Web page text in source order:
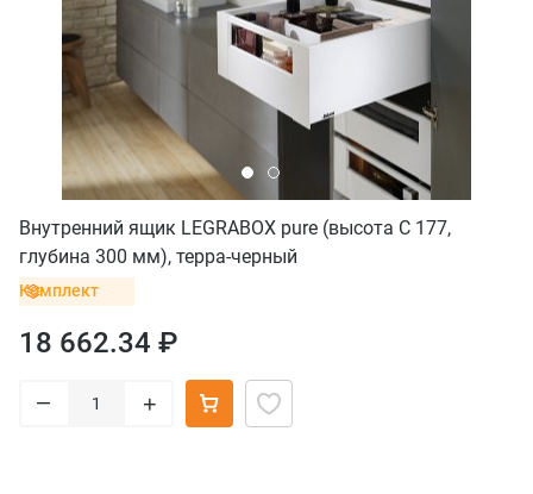
Внутренний ящик LEGRABOX pure (высота C 177,
глубина 300 мм), терра-черный
Комплект
18 662.34 ₽
– +